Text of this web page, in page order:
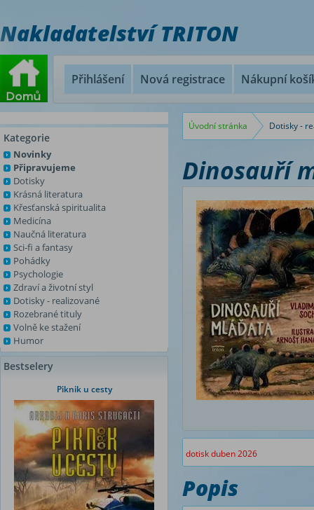
Nakladatelství TRITON
Přihlášení Nová registrace Nákupní
Kategorie
Novinky
Připravujeme
Dotisky
Krásná literatura
Křesťanská spiritualita
Medicína
Naučná literatura
Sci-fi a fantasy
Pohádky
Psychologie
Zdraví a životní styl
Dotisky - realizované
Rozebrané tituly
Volně ke stažení
Humor
Bestselery
Piknik u cesty
Úvodní stránka Dotisky -
Dinosauří
dotisk duben 2026
Popis